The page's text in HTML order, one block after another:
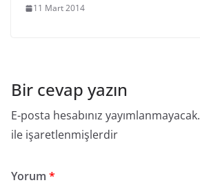
11 Mart 2014
Bir cevap yazın
E-posta hesabınız yayımlanmayacak.
ile işaretlenmişlerdir
Yorum *